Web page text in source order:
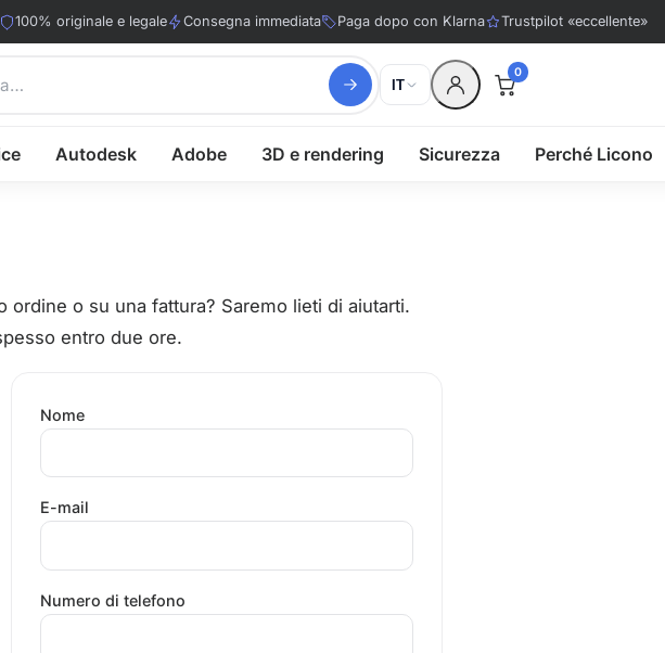
100% originale e legale Consegna immediata Paga dopo con Klarna Trustpilot «eccellente»
IT
0
Autodesk Adobe 3D e rendering Sicurezza Perché Licono
ordine o su una fattura? Saremo lieti di aiutarti.
entro due ore.
Nome
E-mail
Numero di telefono